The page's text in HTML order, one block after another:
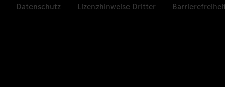
Datenschutz Lizenzhinweise Dritter